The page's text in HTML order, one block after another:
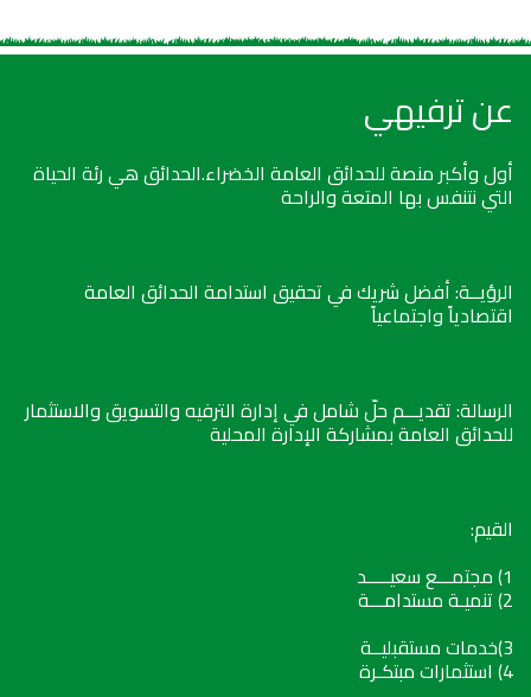
عن ترفيهي
أول وأكبر منصة للحدائق العامة الخضراء.الحدائق هي رئة الحياة
التي نتنفس بها المتعة والراحة
الرؤيــة: أفضل شريك في تحقيق استدامة الحدائق العامة
اقتصادياً واجتماعياً
الرسالة: تقديـــم حلّ شامل في إدارة الترفيه والتسويق والاستثمار
للحدائق العامة بمشاركة الإدارة المحلية
القيم:
1) مجتمـــع سعيـــــد
2) تنميـة مستدامـــة
3)خدمات مستقبليــة
4) استثمارات مبتكـرة